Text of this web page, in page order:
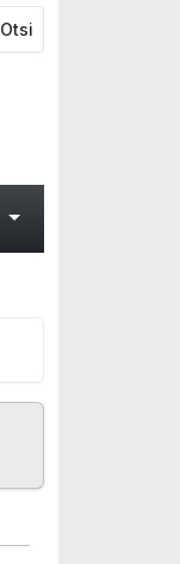
Otsi